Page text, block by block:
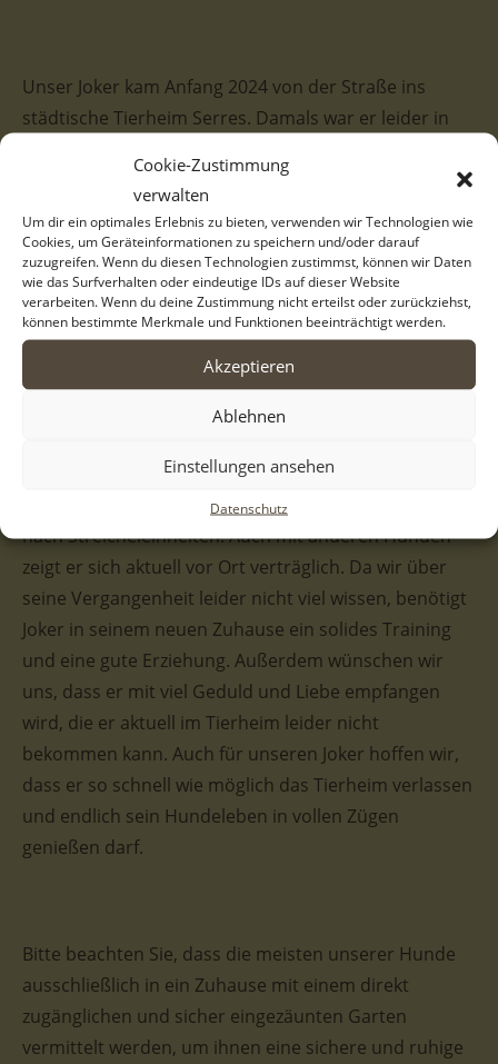
Cookie-Zustimmung
verwalten
Um dir ein optimales Erlebnis zu bieten, verwenden wir Technologien wie
Cookies, um Geräteinformationen zu speichern und/oder darauf
zuzugreifen. Wenn du diesen Technologien zustimmst, können wir Daten
wie das Surfverhalten oder eindeutige IDs auf dieser Website
verarbeiten. Wenn du deine Zustimmung nicht erteilst oder zurückziehst,
können bestimmte Merkmale und Funktionen beeinträchtigt werden.
Akzeptieren
Ablehnen
Einstellungen ansehen
Datenschutz
Unser Joker kam Anfang 2024 von der Straße ins
städtische Tierheim Serres. Damals war er leider in
Zeit, um aufgepäppelt zu werden. Inzwischen geht es
dem hübschen Rüden schon sehr viel besser und er
ist bereit, seine Reise in ein neues Zuhause
anzutreten.
Joker hat ein sehr schönes, glattes, dreifarbiges Fell
und eine einzigartige Fellzeichnung im Gesicht. Er
aufgeschlossen. Joker ist ein sehr
menschenbezogener Hund und immer auf der Suche
nach Streicheleinheiten. Auch mit anderen Hunden
zeigt er sich aktuell vor Ort verträglich. Da wir über
seine Vergangenheit leider nicht viel wissen, benötigt
Joker in seinem neuen Zuhause ein solides Training
und eine gute Erziehung. Außerdem wünschen wir
uns, dass er mit viel Geduld und Liebe empfangen
wird, die er aktuell im Tierheim leider nicht
bekommen kann. Auch für unseren Joker hoffen wir,
dass er so schnell wie möglich das Tierheim verlassen
und endlich sein Hundeleben in vollen Zügen
genießen darf.
Bitte beachten Sie, dass die meisten unserer Hunde
ausschließlich in ein Zuhause mit einem direkt
zugänglichen und sicher eingezäunten Garten
vermittelt werden, um ihnen eine sichere und ruhige